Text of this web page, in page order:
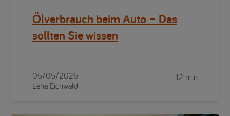
Ölverbrauch beim Auto – Das
sollten Sie wissen
05/05/2026
Lena Eichwald
12 min